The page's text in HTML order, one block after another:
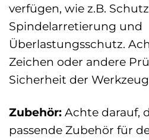
verfügen, wie z.B.
Spindelarretierung und
Überlastungsschutz.
Zeichen oder andere
Sicherheit der
Zubehör: Achte darauf,
passende Zubehör für